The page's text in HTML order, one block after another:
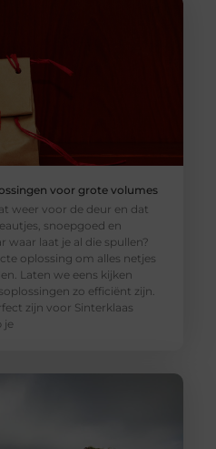
voor grote volumes
weer voor de deur en dat
snoepgoed en
waar laat je al die spullen?
oplossing om alles netjes
Laten we eens kijken
zo efficiënt zijn.
zijn voor Sinterklaas
je